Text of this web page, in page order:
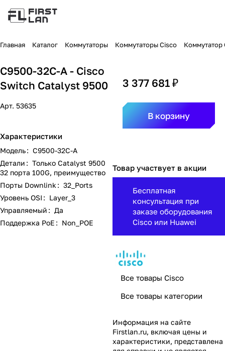
Главная Каталог Коммутаторы Коммутаторы Cisco Коммутатор
C9500-32C-A - Cisco
Switch Catalyst 9500
Арт. 53635
Характеристики
Модель: C9500-32C-A
Детали: Только Catalyst 9500
32 порта 100G, преимущество
Порты Downlink: 32_Ports
Уровень OSI: Layer_3
Управляемый: Да
Поддержка PoE: Non_POE
3 377 681 ₽
В корзину
Товар участвует в акции
Бесплатная
консультация при
заказе оборудования
Cisco или Huawei
Все товары Cisco
Все товары категории
Информация на сайте
Firstlan.ru, включая цены и
характеристики, представлена